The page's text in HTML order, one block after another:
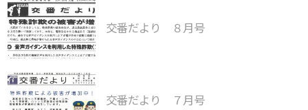
交番だより ８月号
交番だより ７月号